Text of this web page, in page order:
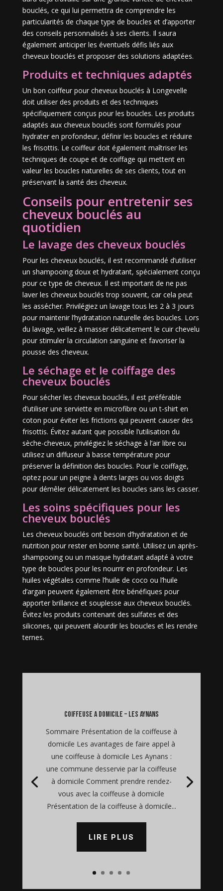
bouclés, ce qui lui permettra de comprendre les
particularités de chaque type de boucles et d’apporter
des conseils personnalisés à ses clients. Il saura
également anticiper les éventuels défis liés aux
cheveux bouclés et proposer des solutions adaptées.
Produits et techniques adaptés
Un bon coiffeur pour cheveux bouclés à Longevelle
doit utiliser des produits et des techniques
spécifiquement conçus pour les boucles. Les produits
adaptés aux cheveux bouclés sont formulés pour
hydrater en profondeur, définir les boucles et réduire
les frisottis. Le coiffeur doit également maîtriser les
techniques de coupe et de coiffage qui mettent en
valeur les boucles naturelles de ses clients, tout en
préservant la santé des cheveux.
Conseils pour entretenir ses
cheveux bouclés au
quotidien
Le lavage des cheveux bouclés
Pour les cheveux bouclés, il est recommandé d’utiliser
un shampooing doux et hydratant, spécialement conçu
pour ce type de cheveux. Il est important de ne pas
laver les cheveux bouclés trop souvent, car cela peut
les assécher. Privilégiez un lavage tous les 2 à 3 jours
pour maintenir l’hydratation naturelle des boucles. Lors
du lavage, veillez à masser délicatement le cuir chevelu
pour stimuler la circulation sanguine et favoriser la
pousse des cheveux.
Le séchage et le coiffage des
cheveux bouclés
Pour sécher les cheveux bouclés, il est préférable
d’utiliser une serviette en microfibre ou un t-shirt en
coton pour éviter les frictions qui peuvent causer des
frisottis. Évitez autant que possible l’utilisation du
sèche-cheveux, privilégiez le séchage à l’air libre ou
utilisez un diffuseur à basse température pour
préserver la définition des boucles. Pour le coiffage,
optez pour un peigne à dents larges ou vos doigts
pour démêler délicatement les boucles sans les casser.
Les soins spécifiques pour les
cheveux bouclés
Les cheveux bouclés ont besoin d’hydratation et de
nutrition pour rester en bonne santé. Utilisez un après-
shampooing ou un masque hydratant adapté à votre
type de boucles pour les nourrir en profondeur. Les
huiles végétales comme l’huile de coco ou l’huile
d’argan peuvent également être bénéfiques pour
apporter brillance et souplesse aux cheveux bouclés.
Évitez les produits contenant des sulfates et des
silicones, qui peuvent alourdir les boucles et les rendre
ternes.
coiffeuse a domicile – Les Aynans
Sommaire Présentation de la coiffeuse à
domicile Les avantages de faire appel à
une coiffeuse à domicile Les Aynans :
une commune desservie par la coiffeuse
à domicile Comment prendre rendez-
vous avec la coiffeuse à domicile
Présentation de la coiffeuse à domicile...
LIRE PLUS